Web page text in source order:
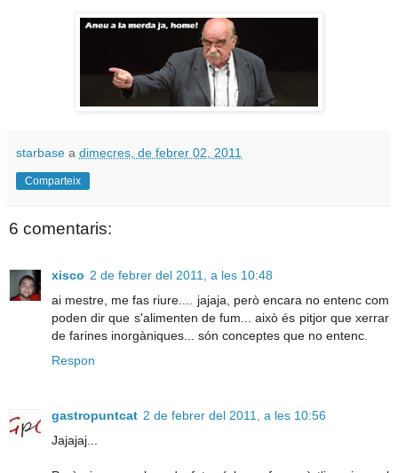
starbase a dimecres, de febrer 02, 2011
Comparteix
6 comentaris:
xisco 2 de febrer del 2011, a les 10:48
ai mestre, me fas riure.... jajaja, però encara no entenc com
poden dir que s'alimenten de fum... això és pitjor que xerrar
de farines inorgàniques... són conceptes que no entenc.
Respon
gastropuntcat 2 de febrer del 2011, a les 10:56
Jajajaj...